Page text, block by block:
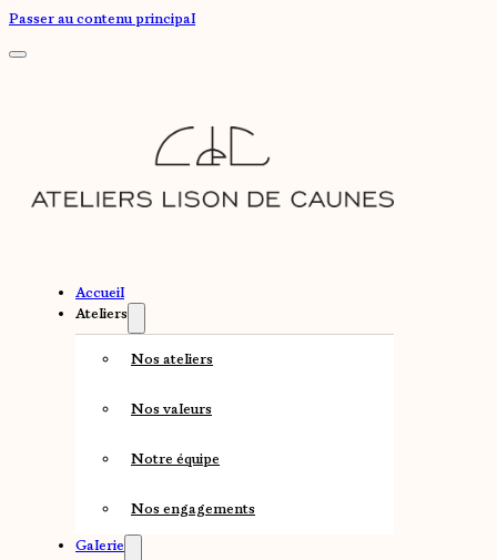
Passer au contenu principal
Accueil
Ateliers
Nos ateliers
Nos valeurs
Notre équipe
Nos engagements
Galerie